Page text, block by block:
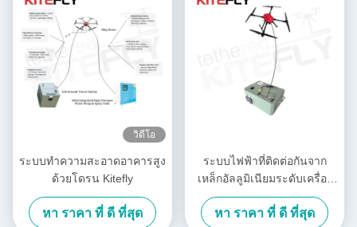
วิดีโอ
ระบบทำความสะอาดอาคารสูง
ด้วยโดรน Kitefly
หา ราคา ที่ ดี ที่สุด
ระบบไฟฟ้าที่ติดต่อกันจาก
เหล็กอัลลูมิเนียมระดับเครื่อง
บิน M40 IP54 Kitefly
หา ราคา ที่ ดี ที่สุด